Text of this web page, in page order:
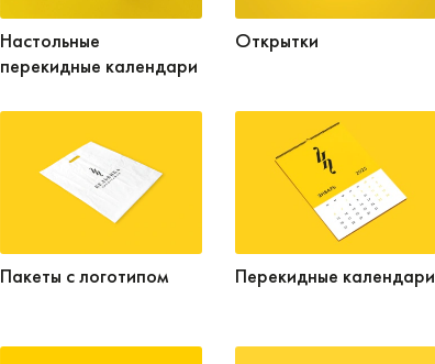
Настольные
перекидные календари
Открытки
Пакеты с логотипом Перекидные календари